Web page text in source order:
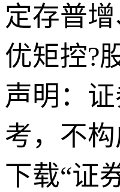
定存普
优矩控?
声明：
考，不
下载“证